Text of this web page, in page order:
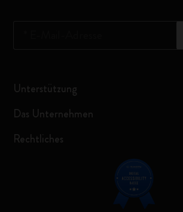
Unterstützung
Das Unternehmen
Rechtliches